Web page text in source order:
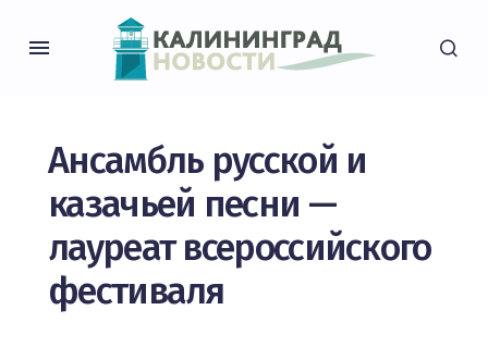
Ансамбль русской и
казачьей песни —
лауреат всероссийского
фестиваля